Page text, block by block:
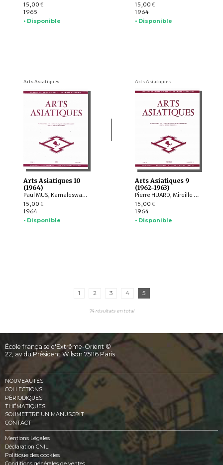
15,00 €
1965
• Disponible
15,00 €
1964
• Disponible
Arts Asiatiques
Arts Asiatiques 10
(1964)
Paul MUS, Kamaleswar BHATTACHARYA, Marie-Thérèse De MALLMANN, R.C. AGRAWALA, Roman GHIRSCHMAN, Klaus FISCHER, N.R. BANERJEE, Arion ROŞU
15,00 €
1964
• Disponible
Arts Asiatiques
Arts Asiatiques 9
(1962-1963)
Pierre HUARD, Mireille BÉNISTI, Jean BOISSELIER, Marie-Thérèse De MALLMANN, Ming WONG, H. GOETZ, H. ROUSSET, L. COURTOIS
15,00 €
1964
• Disponible
1 2 3 4 5
74 résultats en total
École française d'Extrême-Orient ©
22, av du Président Wilson 75116 Paris
NOUVEAUTÉS
COLLECTIONS
PÉRIODIQUES
THÉMATIQUES
SOUMETTRE UN MANUSCRIT
CONTACT
Mentions Légales
Déclaration CNIL
Politique des cookies
Conditions générales de ventes